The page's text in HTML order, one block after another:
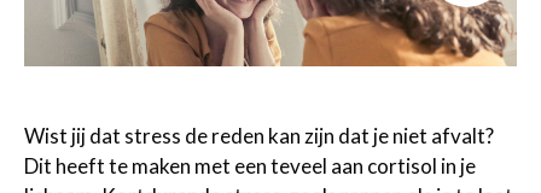
Wist jij dat stress de reden kan zijn dat je niet afvalt?
Dit heeft te maken met een teveel aan cortisol in je